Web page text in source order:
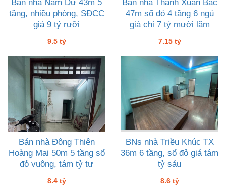
Bán nhà Nam Dư 43m 5
tầng, nhiều phòng, SĐCC
giá 9 tỷ rưỡi
9.5 tỷ
Bán nhà Thanh Xuân Bắc
47m sổ đỏ 4 tầng 6 ngủ
giá chỉ 7 tỷ mười lăm
7.15 tỷ
Bán nhà Đông Thiên
Hoàng Mai 50m 5 tầng sổ
đỏ vuông, tám tỷ tư
8.4 tỷ
BNs nhà Triều Khúc TX
36m 6 tầng, sổ đỏ giá tám
tỷ sáu
8.6 tỷ